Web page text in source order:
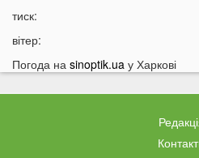
15:54
15:23
15:05
Температура на
У Польщі підлітки
тиск:
вітер:
Погода на sinoptik.ua у Харкові